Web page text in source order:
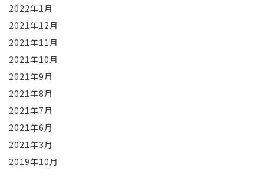
2022年1月
2021年12月
2021年11月
2021年10月
2021年9月
2021年8月
2021年7月
2021年6月
2021年3月
2019年10月